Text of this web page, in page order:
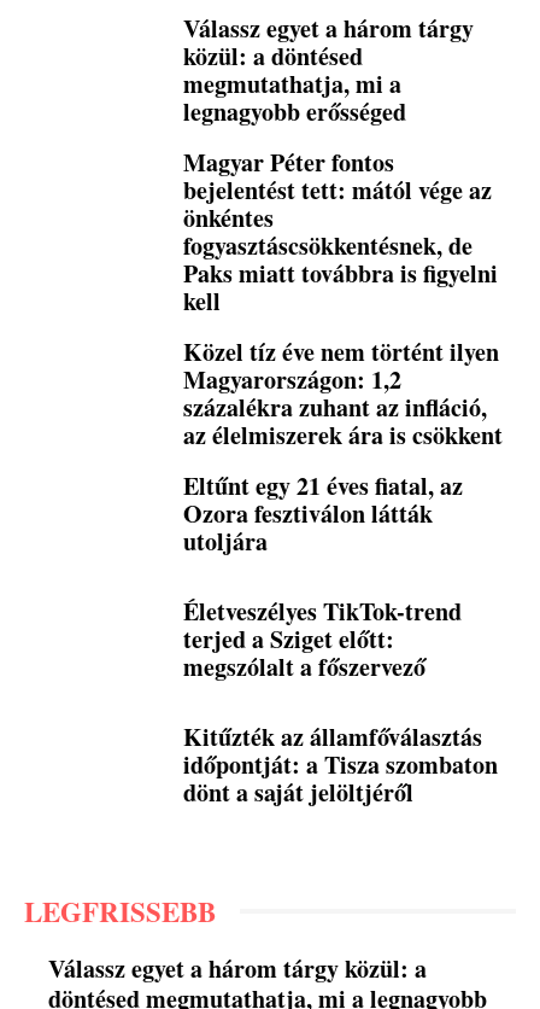
Válassz egyet a három tárgy
közül: a döntésed
megmutathatja, mi a
legnagyobb erősséged
Magyar Péter fontos
bejelentést tett: mától vége az
önkéntes
fogyasztáscsökkentésnek, de
Paks miatt továbbra is figyelni
kell
Közel tíz éve nem történt ilyen
Magyarországon: 1,2
százalékra zuhant az infláció,
az élelmiszerek ára is csökkent
Eltűnt egy 21 éves fiatal, az
Ozora fesztiválon látták
utoljára
Életveszélyes TikTok-trend
terjed a Sziget előtt:
megszólalt a főszervező
Kitűzték az államfőválasztás
időpontját: a Tisza szombaton
dönt a saját jelöltjéről
LEGFRISSEBB
Válassz egyet a három tárgy közül: a
döntésed megmutathatja, mi a legnagyobb